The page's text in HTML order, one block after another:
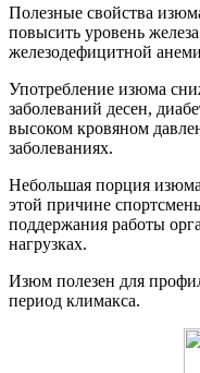
Полезные свойства
повысить уровень
железодефицитной
Употребление изюма
заболеваний десен,
высоком кровяном
заболеваниях.
Небольшая порция
этой причине
поддержания работы
нагрузках.
Изюм полезен для
период климакса.